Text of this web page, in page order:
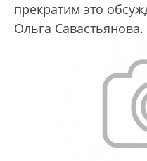
прекратим это
Ольга Савастьянова.